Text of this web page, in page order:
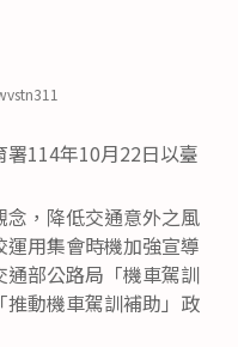
114年10月22日以臺
，降低交通意外之風
用集會時機加強宣導
部公路局「機車駕訓
動機車駕訓補助」政